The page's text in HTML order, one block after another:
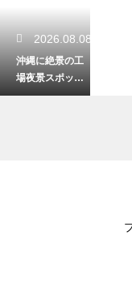
2026.08.08
沖縄に絶景の工
場夜景スポット
はあるか！夜の